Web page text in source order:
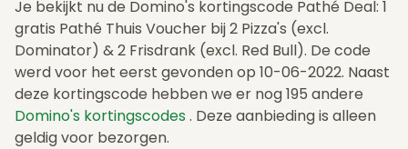
Je bekijkt nu de Domino's kortingscode Pathé Deal: 1
gratis Pathé Thuis Voucher bij 2 Pizza's (excl.
Dominator) & 2 Frisdrank (excl. Red Bull). De code
werd voor het eerst gevonden op 10-06-2022. Naast
deze kortingscode hebben we er nog 195 andere
Domino's kortingscodes . Deze aanbieding is alleen
geldig voor bezorgen.